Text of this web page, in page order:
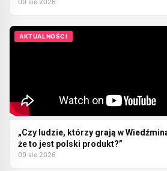
09 sie 2026
AKTUALNOŚCI
„Czy ludzie, którzy grają w
że to jest polski produkt?”
09 sie 2026